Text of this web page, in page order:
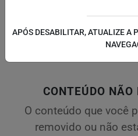
CONTEÚDO NÃO
O conteúdo que você
removido ou não
APÓS DESABILITAR, ATUALIZE A